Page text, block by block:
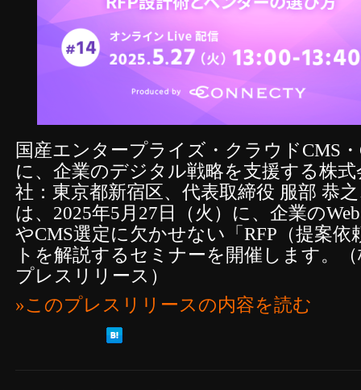
国産エンタープライズ・クラウドCMS
に、企業のデジタル戦略を支援する株
社：東京都新宿区、代表取締役 服部 恭
は、2025年5月27日（火）に、企業の
やCMS選定に欠かせない「RFP（提案
トを解説するセミナーを開催します。
プレスリリース）
»このプレスリリースの内容を読む